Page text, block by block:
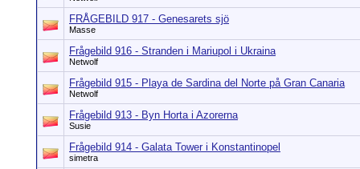
FRÅGEBILD 917 - Genesarets sjö
Masse
Frågebild 916 - Stranden i Mariupol i Ukraina
Netwolf
Frågebild 915 - Playa de Sardina del Norte på Gran Canaria
Netwolf
Frågebild 913 - Byn Horta i Azorerna
Susie
Frågebild 914 - Galata Tower i Konstantinopel
simetra